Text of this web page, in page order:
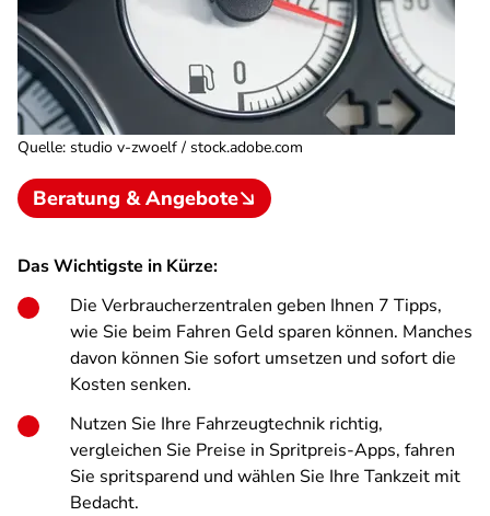
Quelle: studio v-zwoelf / stock.adobe.com
Beratung & Angebote
Das Wichtigste in Kürze:
Die Verbraucherzentralen geben Ihnen 7 Tipps,
wie Sie beim Fahren Geld sparen können. Manches
davon können Sie sofort umsetzen und sofort die
Kosten senken.
Nutzen Sie Ihre Fahrzeugtechnik richtig,
vergleichen Sie Preise in Spritpreis-Apps, fahren
Sie spritsparend und wählen Sie Ihre Tankzeit mit
Bedacht.